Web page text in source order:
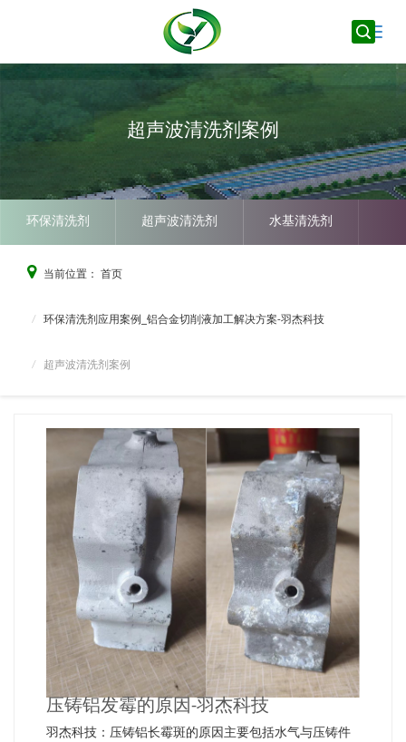
Toggle
超声波清洗剂案例
环保清洗剂 超声波清洗剂 水基清洗剂
铝合金切削液
防锈保护剂 无人机幕墙清洗剂
当前位置： 首页
环保清洗剂应用案例_铝合金切削液加工解决方案-羽杰科技
超声波清洗剂案例
压铸铝发霉的原因-羽杰科技
羽杰科技：压铸铝长霉斑的原因主要包括水气与压铸件